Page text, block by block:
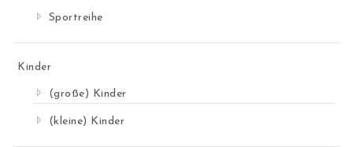
Sportreihe
Kinder
(große) Kinder
(kleine) Kinder